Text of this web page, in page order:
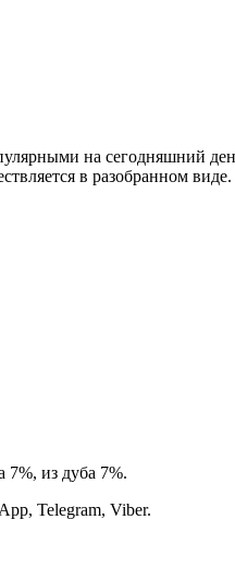
на сегодняшний
в разобранном виде.
7%, из дуба 7%.
Telegram, Viber.